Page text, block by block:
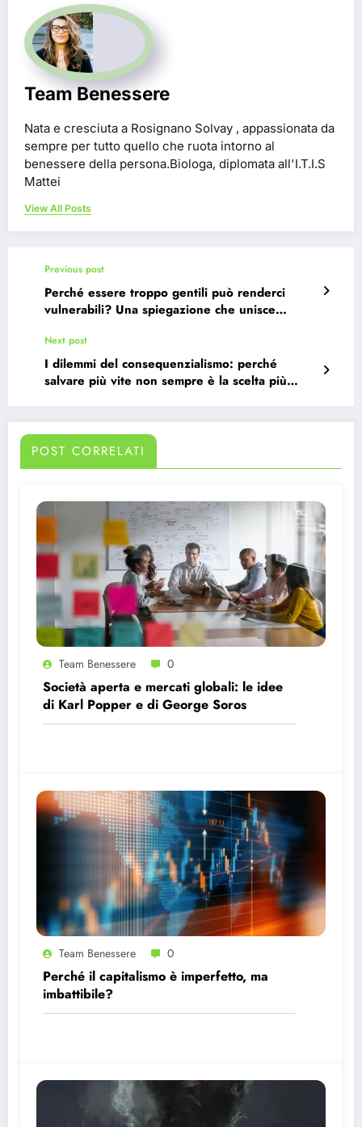
Team Benessere
Nata e cresciuta a Rosignano Solvay , appassionata da
sempre per tutto quello che ruota intorno al
benessere della persona.Biologa, diplomata all'I.T.I.S
Mattei
View All Posts
Previous post
Perché essere troppo gentili può renderci
vulnerabili? Una spiegazione che unisce
Next post
I dilemmi del consequenzialismo: perché
salvare più vite non sempre è la scelta più
POST CORRELATI
Team Benessere 0
Società aperta e mercati globali: le idee
di Karl Popper e di George Soros
Team Benessere 0
Perché il capitalismo è imperfetto, ma
imbattibile?